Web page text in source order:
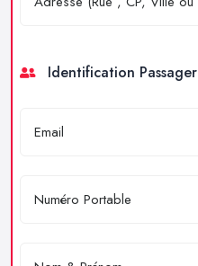
Identification Passager